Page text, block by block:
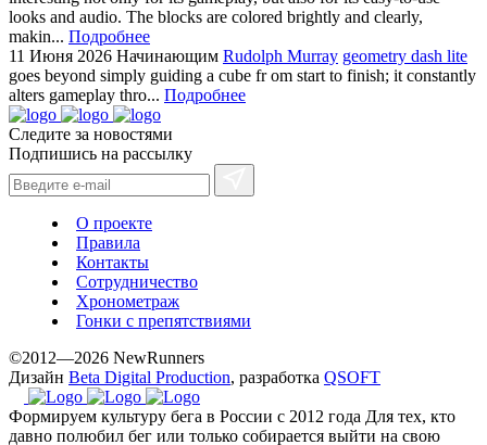
looks and audio. The blocks are colored brightly and clearly,
makin... Подробнее
11 Июня 2026 Начинающим Rudolph Murray geometry dash lite
goes beyond simply guiding a cube fr om start to finish; it constantly
alters gameplay thro... Подробнее
Следите за новостями
Подпишись на рассылку
О проекте
Правила
Контакты
Сотрудничество
Хронометраж
Гонки с препятствиями
©2012—2026 NewRunners
Дизайн Beta Digital Production, разработка QSOFT
Формируем культуру бега в России с 2012 года Для тех, кто
давно полюбил бег или только собирается выйти на свою